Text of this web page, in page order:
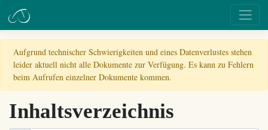
Aufgrund technischer Schwierigkeiten und eines Datenverlustes stehen
leider aktuell nicht alle Dokumente zur Verfügung. Es kann zu Fehlern
beim Aufrufen einzelner Dokumente kommen.
Inhaltsverzeichnis